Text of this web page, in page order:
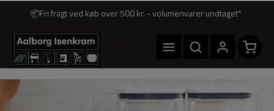
📦Fri fragt ved køb over 500 kr. - volumenvarer undtaget*